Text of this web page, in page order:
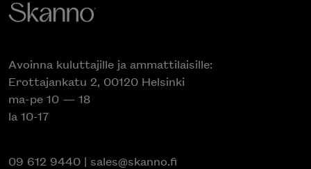
Avoinna kuluttajille ja ammattilaisille:
Erottajankatu 2, 00120 Helsinki
ma-pe 10 — 18
la 10-17
09 612 9440 | sales@skanno.fi